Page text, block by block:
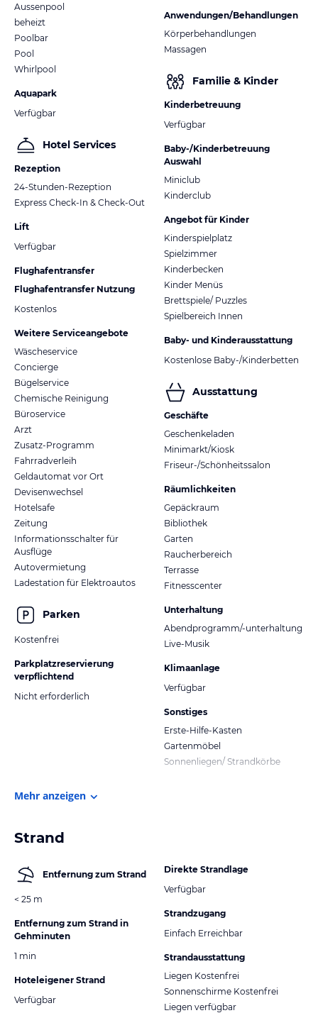
Aussenpool
beheizt
Poolbar
Pool
Whirlpool
Aquapark
Verfügbar
Hotel Services
Rezeption
24-Stunden-Rezeption
Express Check-In & Check-Out
Lift
Verfügbar
Flughafentransfer
Flughafentransfer Nutzung
Kostenlos
Weitere Serviceangebote
Wäscheservice
Concierge
Bügelservice
Chemische Reinigung
Büroservice
Arzt
Zusatz-Programm
Fahrradverleih
Geldautomat vor Ort
Devisenwechsel
Hotelsafe
Zeitung
Informationsschalter für
Ausflüge
Autovermietung
Ladestation für Elektroautos
Parken
Kostenfrei
Parkplatzreservierung
verpflichtend
Nicht erforderlich
Anwendungen/Behandlungen
Körperbehandlungen
Massagen
Familie & Kinder
Kinderbetreuung
Verfügbar
Baby-/Kinderbetreuung
Auswahl
Miniclub
Kinderclub
Angebot für Kinder
Kinderspielplatz
Spielzimmer
Kinderbecken
Kinder Menüs
Brettspiele/ Puzzles
Spielbereich Innen
Baby- und Kinderausstattung
Kostenlose Baby-/Kinderbetten
Ausstattung
Geschäfte
Geschenkeladen
Minimarkt/Kiosk
Friseur-/Schönheitssalon
Räumlichkeiten
Gepäckraum
Bibliothek
Garten
Raucherbereich
Terrasse
Fitnesscenter
Unterhaltung
Abendprogramm/-unterhaltung
Live-Musik
Klimaanlage
Verfügbar
Sonstiges
Erste-Hilfe-Kasten
Gartenmöbel
Sonnenliegen/ Strandkörbe
Mehr anzeigen
Strand
Entfernung zum Strand
< 25 m
Entfernung zum Strand in
Gehminuten
1 min
Hoteleigener Strand
Verfügbar
Direkte Strandlage
Verfügbar
Strandzugang
Einfach Erreichbar
Strandausstattung
Liegen Kostenfrei
Sonnenschirme Kostenfrei
Liegen verfügbar